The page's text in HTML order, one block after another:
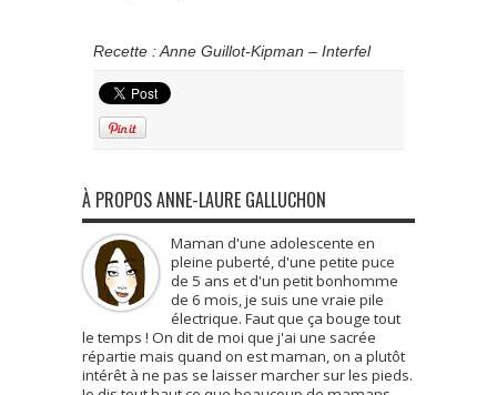
Recette : Anne Guillot-Kipman – Interfel
À PROPOS ANNE-LAURE GALLUCHON
Maman d'une adolescente en
pleine puberté, d'une petite puce
de 5 ans et d'un petit bonhomme
de 6 mois, je suis une vraie pile
électrique. Faut que ça bouge tout
le temps ! On dit de moi que j'ai une sacrée
répartie mais quand on est maman, on a plutôt
intérêt à ne pas se laisser marcher sur les pieds.